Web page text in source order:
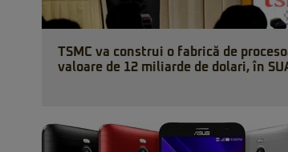
TSMC va construi o fabrică de
valoare de 12 miliarde de dolari, în